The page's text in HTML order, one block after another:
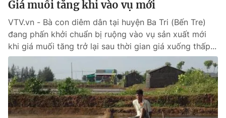
Tư vấn
Chuyên mục khác
Emagazine Podcast
Photo Infographic
Video Shorts video
Giá muối tăng khi vào vụ mới
VTV.vn - Bà con diêm dân tại huyện Ba Tri (Bến Tre)
đang phấn khởi chuẩn bị ruộng vào vụ sản xuất mới
khi giá muối tăng trở lại sau thời gian giá xuống thấp...